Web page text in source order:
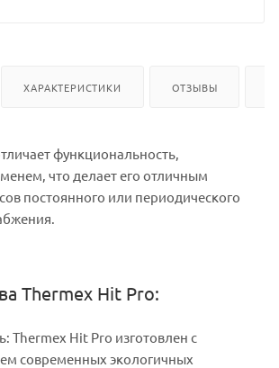
ХАРАКТЕРИСТИКИ ОТЗЫВЫ
функциональность,
что делает его отличным
постоянного или периодического
Thermex Hit Pro:
Thermex Hit Pro изготовлен с
современных экологичных